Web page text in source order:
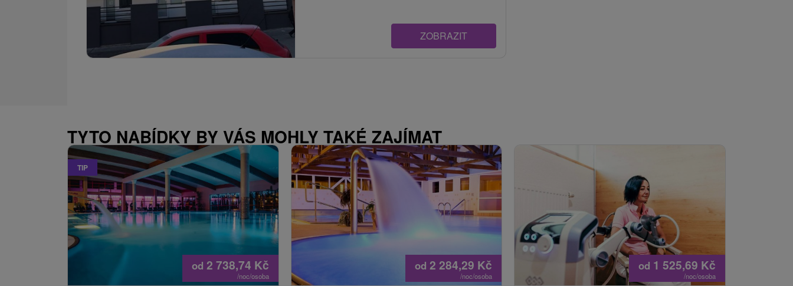
ZOBRAZIT
TYTO NABÍDKY BY VÁS MOHLY TAKÉ ZAJÍMAT
TIP
od 2 738,74 Kč
/noc/osoba
od 2 284,29 Kč
/noc/osoba
od 1 525,69 Kč
/noc/osoba